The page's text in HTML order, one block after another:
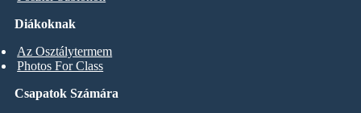
Diákoknak
Az Osztálytermem
Photos For Class
Csapatok Számára